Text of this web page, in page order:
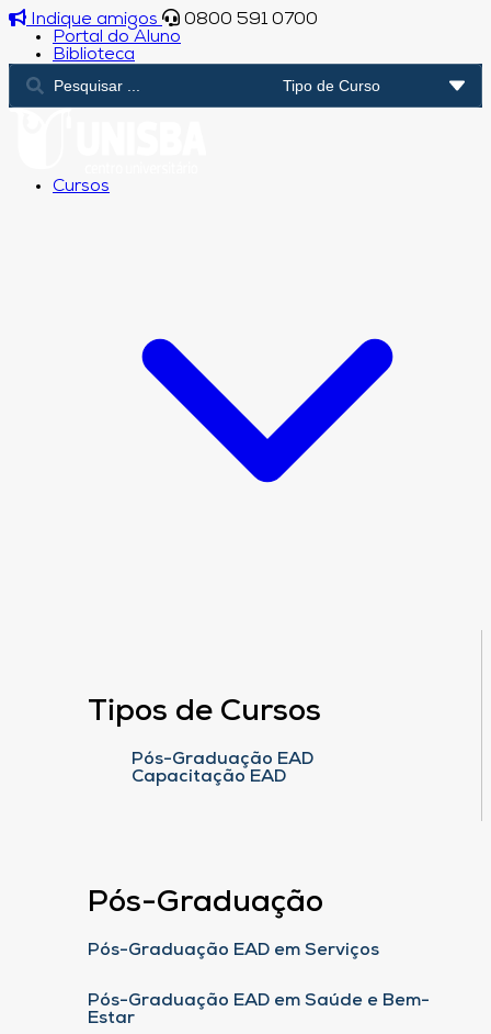
Indique amigos
0800 591 0700
Portal do Aluno
Biblioteca
Cursos
Tipos de Cursos
Pós-Graduação EAD
Capacitação EAD
Pós-Graduação
Pós-Graduação EAD em Serviços
Pós-Graduação EAD em Saúde e Bem-
Estar